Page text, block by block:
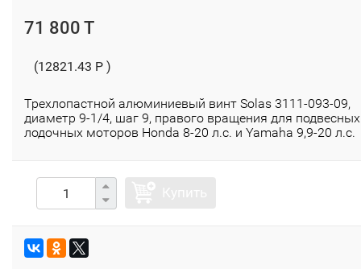
71 800 T
(12821.43 P )
Трехлопастной алюминиевый винт Solas 3111-093-09,
диаметр 9-1/4, шаг 9, правого вращения для подвесных
лодочных моторов Honda 8-20 л.с. и Yamaha 9,9-20 л.с.